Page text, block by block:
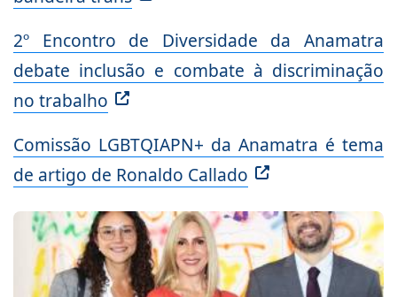
2º Encontro de Diversidade da Anamatra
debate inclusão e combate à discriminação
no trabalho
Comissão LGBTQIAPN+ da Anamatra é tema
de artigo de Ronaldo Callado